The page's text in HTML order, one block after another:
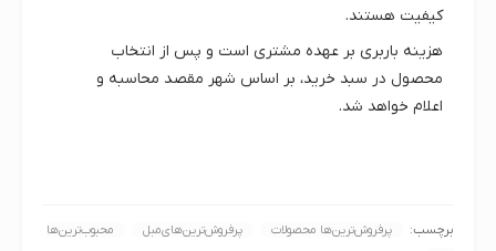
کیفیت هستند.
هزینه باربری بر عهده مشتری است و پس از انتخاب
محصول در سبد خرید، بر اساس شهر مقصد محاسبه و
اعلام خواهد شد.
برچسب: پرفروش‌ترین‌ها محصولات پرفروش‌ترین‌های‌مبل
محبوب‌ترین‌ها‌